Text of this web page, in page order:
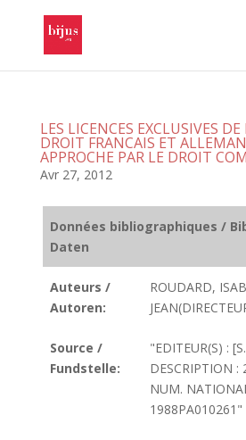
LES LICENCES EXCLUSIVES
DROIT FRANCAIS ET
APPROCHE PAR LE DROIT
Avr 27, 2012
Données bibliographiques /
Daten
Auteurs /
Autoren:
ROUDARD,
Source /
Fundstelle:
"EDITEUR(S) :
DESCRIPTION :
NUM.
1988PA010261"